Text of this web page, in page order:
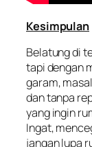
Kesimpulan
Belatung di
tapi dengan
garam,
dan tanpa
yang ingin
Ingat,
jangan lupa